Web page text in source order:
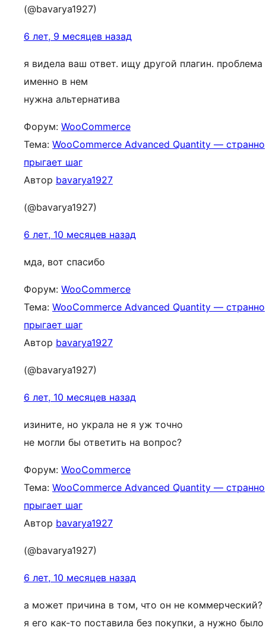
(@bavarya1927)
6 лет, 9 месяцев назад
я видела ваш ответ. ищу другой плагин. проблема
именно в нем
нужна альтернатива
Форум: WooCommerce
Тема: WooCommerce Advanced Quantity — странно
прыгает шаг
Автор bavarya1927
(@bavarya1927)
6 лет, 10 месяцев назад
мда, вот спасибо
Форум: WooCommerce
Тема: WooCommerce Advanced Quantity — странно
прыгает шаг
Автор bavarya1927
(@bavarya1927)
6 лет, 10 месяцев назад
изините, но украла не я уж точно
не могли бы ответить на вопрос?
Форум: WooCommerce
Тема: WooCommerce Advanced Quantity — странно
прыгает шаг
Автор bavarya1927
(@bavarya1927)
6 лет, 10 месяцев назад
а может причина в том, что он не коммерческий?
я его как-то поставила без покупки, а нужно было